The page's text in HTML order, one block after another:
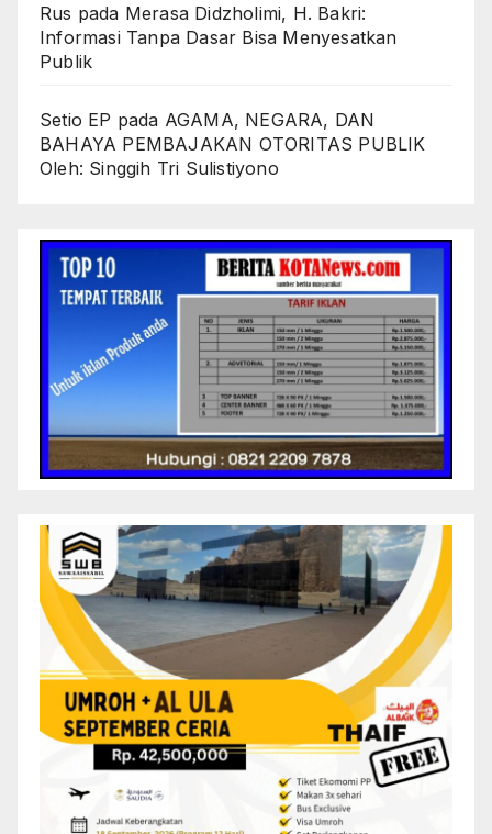
Rus pada Merasa Didzholimi, H. Bakri:
Informasi Tanpa Dasar Bisa Menyesatkan
Publik
Setio EP pada AGAMA, NEGARA, DAN
BAHAYA PEMBAJAKAN OTORITAS PUBLIK
Oleh: Singgih Tri Sulistiyono